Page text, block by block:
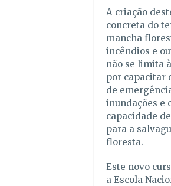
A criação
concreta do
mancha
incêndios e
não se limita
por capacitar
de
inundações e
capacidade
para a
floresta.
Este novo
a Escola